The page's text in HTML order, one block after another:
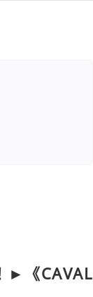
►《CAVAL